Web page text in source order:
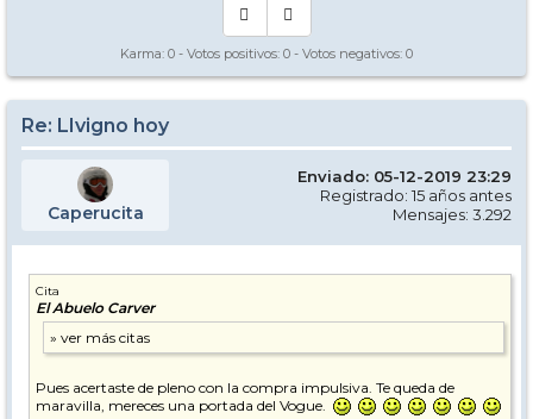
Karma: 0 - Votos positivos: 0 - Votos negativos: 0
Re: LIvigno hoy
Caperucita
Enviado: 05-12-2019 23:29
Registrado: 15 años antes
Mensajes: 3.292
Cita
El Abuelo Carver
Pues acertaste de pleno con la compra impulsiva. Te queda de
maravilla, mereces una portada del Vogue.